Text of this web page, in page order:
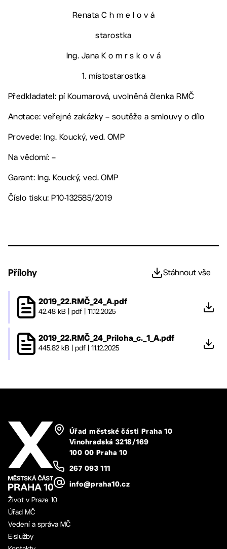
Renata C h m e l o v á
starostka
Ing. Jana K o m r s k o v á
1. místostarostka
Předkladatel: pí Koumarová, uvolněná členka RMČ
Anotace: veřejné zakázky – soutěže a smlouvy o dílo
Provede: Ing. Koucký, ved. OMP
Na vědomí: –
Garant: Ing. Koucký, ved. OMP
Číslo tisku: P10-132585/2019
Přílohy Stáhnout vše
2019_22.RMČ_24_A.pdf
42.48 kB pdf 11.12.2025
2019_22.RMČ_24_Priloha_c._1_A.pdf
445.82 kB pdf 11.12.2025
Úřad městské části Praha 10
Vinohradská 3218/169
100 00 Praha 10
267 093 111
info@praha10.cz
Život v Praze 10
Úřad MČ
Vedení a správa MČ
E-služby